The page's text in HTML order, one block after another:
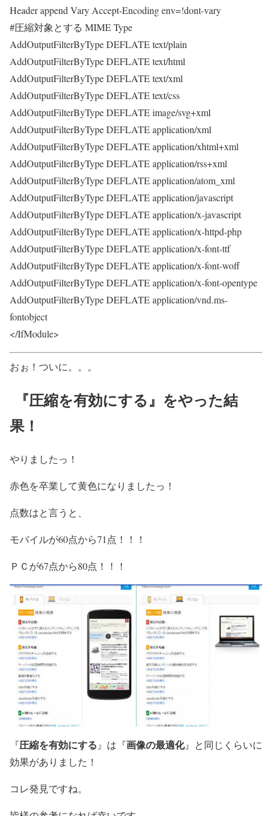
Header append Vary Accept-Encoding env=!dont-vary
#圧縮対象とする MIME Type
AddOutputFilterByType DEFLATE text/plain
AddOutputFilterByType DEFLATE text/html
AddOutputFilterByType DEFLATE text/xml
AddOutputFilterByType DEFLATE text/css
AddOutputFilterByType DEFLATE image/svg+xml
AddOutputFilterByType DEFLATE application/xml
AddOutputFilterByType DEFLATE application/xhtml+xml
AddOutputFilterByType DEFLATE application/rss+xml
AddOutputFilterByType DEFLATE application/atom_xml
AddOutputFilterByType DEFLATE application/javascript
AddOutputFilterByType DEFLATE application/x-javascript
AddOutputFilterByType DEFLATE application/x-httpd-php
AddOutputFilterByType DEFLATE application/x-font-ttf
AddOutputFilterByType DEFLATE application/x-font-woff
AddOutputFilterByType DEFLATE application/x-font-opentype
AddOutputFilterByType DEFLATE application/vnd.ms-
fontobject
</IfModule>
おぉ！ついに。。。
『圧縮を有効にする』をやった結
果！
やりましたっ！
赤色を卒業して黄色になりましたっ！
点数はと言うと、
モバイルが60点から71点！！！
ＰＣが67点から80点！！！
『圧縮を有効にする 』は『画像の最適化』と同じくらいに
効果がありました！
コレ発見ですね。